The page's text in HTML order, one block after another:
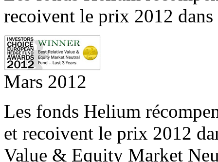
recoivent le prix 2012
Mars 2012
Les fonds Helium
et recoivent le prix 2012
Value & Equity Market